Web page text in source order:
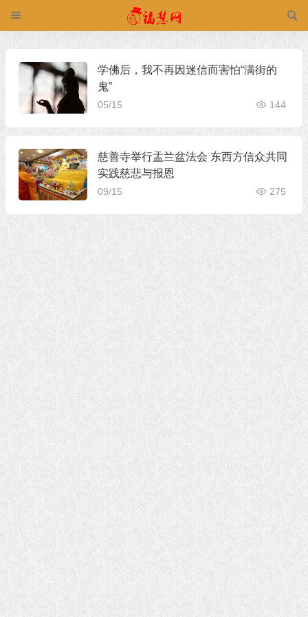
学佛后，我不再因迷信而害怕“满街的
鬼”
05/15 144
慈善寺举行盂兰盆法会 东西方信众共同
实践慈悲与报恩
09/15 275